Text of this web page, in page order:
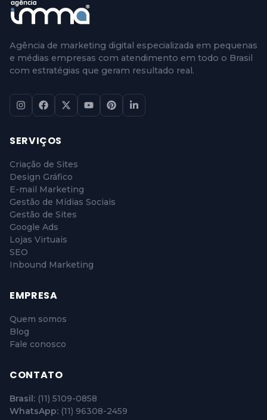
Agência de marketing digital especializada em pequenas
e médias empresas com atendimento em todo o Brasil
com estratégias que geram resultado real.
SERVIÇOS
Criação de Sites
Design Gráfico
E-mail Marketing
Gestão de Mídias Sociais
Gestão de Sites
Google Ads
Lojas Virtuais
SEO
Inbound Marketing
EMPRESA
Quem somos
Blog
Fale conosco
CONTATO
Brasil: (11) 5109-0858
WhatsApp: (11) 96308-2459